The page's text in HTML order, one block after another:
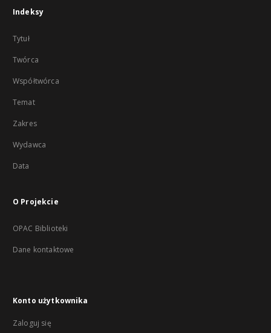
Indeksy
Tytuł
Twórca
Współtwórca
Temat
Zakres
Wydawca
Data
O Projekcie
OPAC Biblioteki
Dane kontaktowe
Konto użytkownika
Zaloguj się